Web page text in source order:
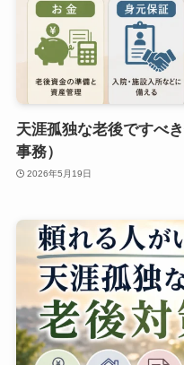
天涯孤独な老後ですべ
事務）
2026年5月19日